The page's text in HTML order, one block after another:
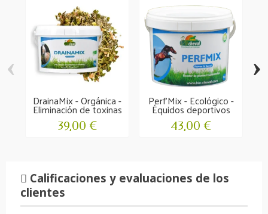
DrainaMix - Orgánica -
Eliminación de toxinas
39,00 €
Perf'Mix - Ecológico -
Équidos deportivos
43,00 €
‹ ›
Calificaciones y evaluaciones de los
clientes